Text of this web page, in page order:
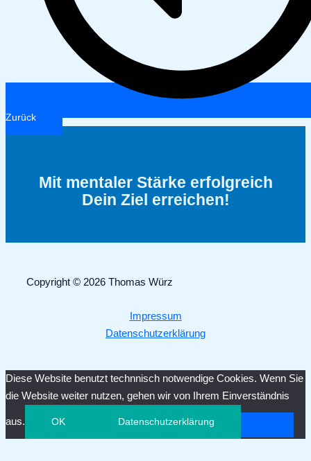
Zurück
Mit mentaler Stärke erfolgreich
Dein Ziel erreichen!
Copyright © 2026 Thomas Würz
Impressum
Datenschutzerklärung
Diese Website benutzt technnisch notwendige Cookies. Wenn Sie
die Website weiter nutzen, gehen wir von Ihrem Einverständnis
aus. OK Datenschutzerklärung